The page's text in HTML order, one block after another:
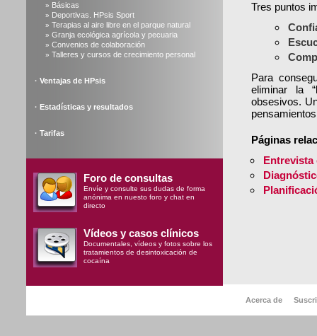
» Básicas
» Deportivas. HPsis Sport
» Terapias al aire libre en el parque natural
» Granja ecológica agrícola y pecuaria
» Convenios de colaboración
» Talleres y cursos de crecimiento personal
· Ventajas de HPsis
· Estadísticas y resultados
· Tarifas
Foro de consultas
Envíe y consulte sus dudas de forma
anónima en nuesto foro y chat en
directo
Vídeos y casos clínicos
Documentales, vídeos y fotos sobre los
tratamientos de desintoxicación de
cocaína
Tres puntos
Para
eliminar la
obsesivos.
Páginas
Entrevista
Acerca de